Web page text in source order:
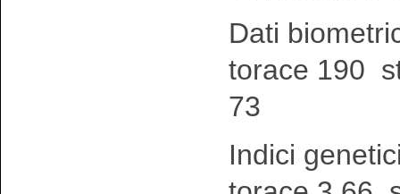
Dati
torace 190
73
Indici